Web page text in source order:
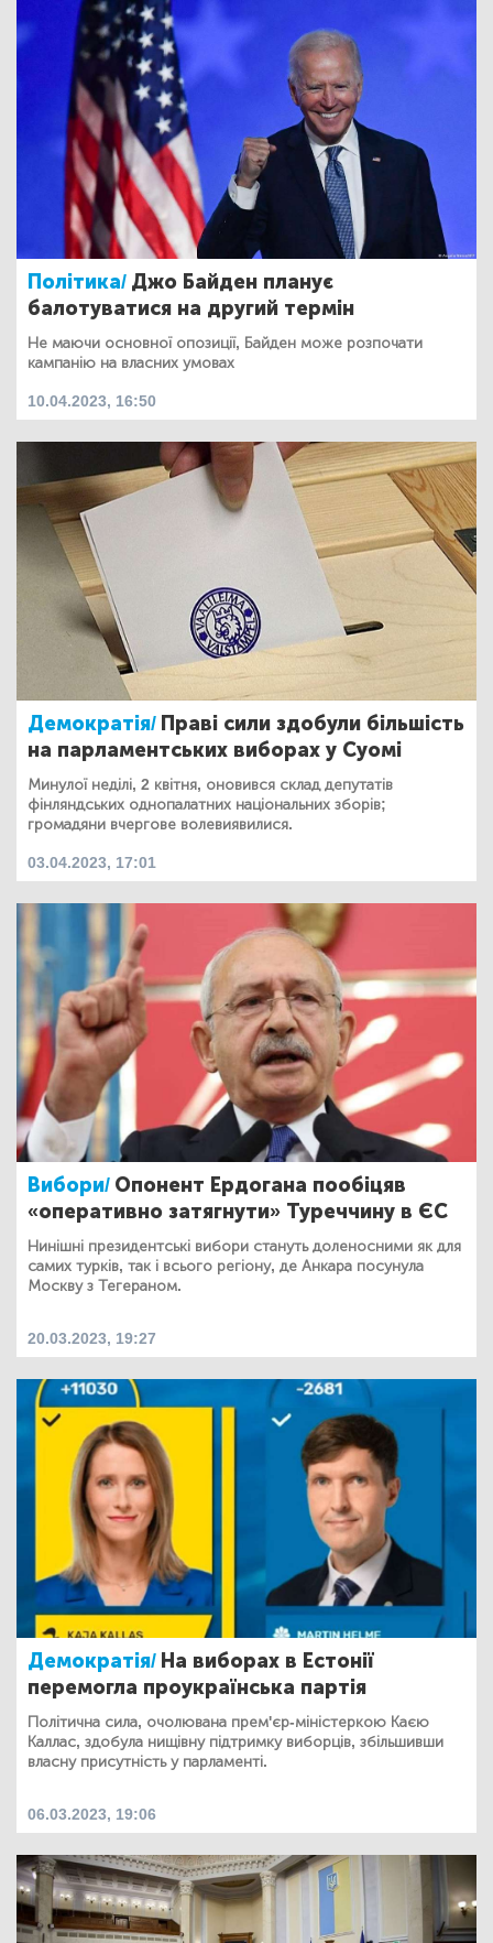
Політика/ Джо Байден планує
балотуватися на другий термін
Не маючи основної опозиції, Байден може розпочати
кампанію на власних умовах
10.04.2023, 16:50
Демократія/ Праві сили здобули більшість
на парламентських виборах у Суомі
Минулої неділі, 2 квітня, оновився склад депутатів
фінляндських однопалатних національних зборів;
громадяни вчергове волевиявилися.
03.04.2023, 17:01
Вибори/ Опонент Ердогана пообіцяв
«оперативно затягнути» Туреччину в ЄС
Нинішні президентські вибори стануть доленосними як для
самих турків, так і всього регіону, де Анкара посунула
Москву з Тегераном.
20.03.2023, 19:27
Демократія/ На виборах в Естонії
перемогла проукраїнська партія
Політична сила, очолювана прем'єр-міністеркою Каєю
Каллас, здобула нищівну підтримку виборців, збільшивши
власну присутність у парламенті.
06.03.2023, 19:06